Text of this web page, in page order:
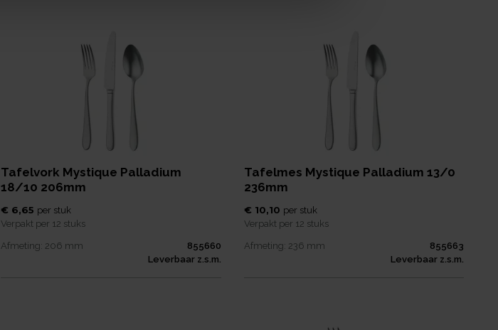
Tafelvork Mystique Palladium
18/10 206mm
€ 6,65 per stuk
Verpakt per 12 stuks
Afmeting: 206 mm
855660
Leverbaar z.s.m.
Tafelmes Mystique Palladium 13/0
236mm
€ 10,10 per stuk
Verpakt per 12 stuks
Afmeting: 236 mm
855663
Leverbaar z.s.m.